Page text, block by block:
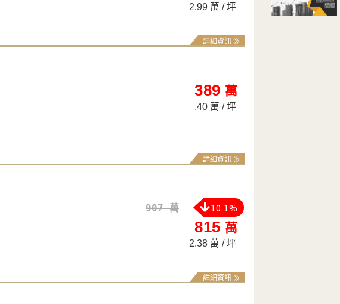
2.99 萬 / 坪
詳細資訊
389 萬
.40 萬 / 坪
詳細資訊
907 萬 10.1%
815 萬
2.38 萬 / 坪
詳細資訊